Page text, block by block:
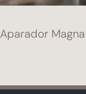
Aparador Magna